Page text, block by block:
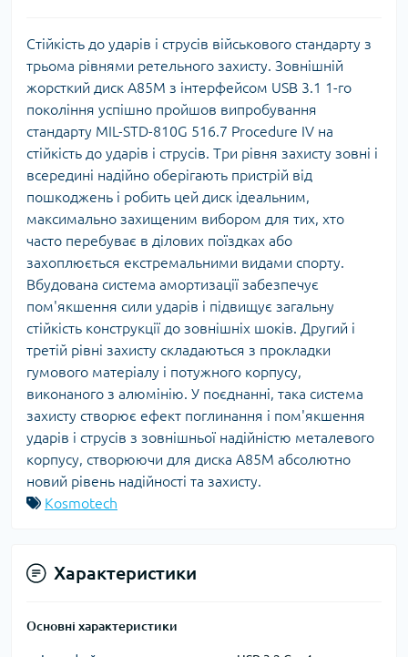
Стійкість до ударів і струсів військового стандарту з
трьома рівнями ретельного захисту. Зовнішній
жорсткий диск A85M з інтерфейсом USB 3.1 1-го
покоління успішно пройшов випробування
стандарту MIL-STD-810G 516.7 Procedure IV на
стійкість до ударів і струсів. Три рівня захисту зовні і
всередині надійно оберігають пристрій від
пошкоджень і робить цей диск ідеальним,
максимально захищеним вибором для тих, хто
часто перебуває в ділових поїздках або
захоплюється екстремальними видами спорту.
Вбудована система амортизації забезпечує
пом'якшення сили ударів і підвищує загальну
стійкість конструкції до зовнішніх шоків. Другий і
третій рівні захисту складаються з прокладки
гумового матеріалу і потужного корпусу,
виконаного з алюмінію. У поєднанні, така система
захисту створює ефект поглинання і пом'якшення
ударів і струсів з зовнішньої надійністю металевого
корпусу, створюючи для диска A85M абсолютно
новий рівень надійності та захисту.
Kosmotech
Характеристики
Основні характеристики